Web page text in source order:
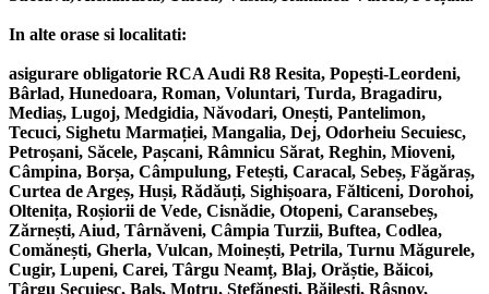
In alte orase si localitati:
asigurare obligatorie RCA Audi R8 Resita, Popești-Leordeni,
Bârlad, Hunedoara, Roman, Voluntari, Turda, Bragadiru,
Mediaș, Lugoj, Medgidia, Năvodari, Onești, Pantelimon,
Tecuci, Sighetu Marmației, Mangalia, Dej, Odorheiu Secuiesc,
Petroșani, Săcele, Pașcani, Râmnicu Sărat, Reghin, Mioveni,
Câmpina, Borșa, Câmpulung, Fetești, Caracal, Sebeș, Făgăraș,
Curtea de Argeș, Huși, Rădăuți, Sighișoara, Fălticeni, Dorohoi,
Oltenița, Roșiorii de Vede, Cisnădie, Otopeni, Caransebeș,
Zărnești, Aiud, Târnăveni, Câmpia Turzii, Buftea, Codlea,
Comănești, Gherla, Vulcan, Moinești, Petrila, Turnu Măgurele,
Cugir, Lupeni, Carei, Târgu Neamț, Blaj, Orăștie, Băicoi,
Târgu Secuiesc, Balș, Motru, Ștefănești, Băilești, Râșnov,